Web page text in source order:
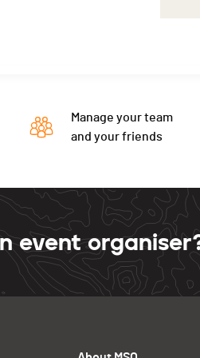
Manage your team
and your friends
event